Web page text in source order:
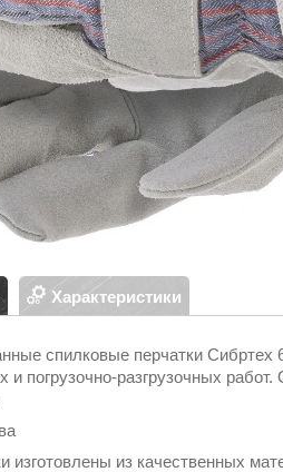
Характеристики
спилковые перчатки Сибртех
и погрузочно-разгрузочных
изготовлены из качественных